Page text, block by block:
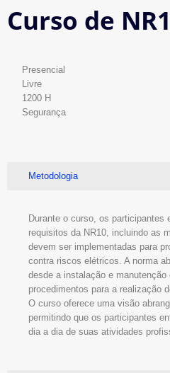
Curso de
Presencial
Livre
1200 H
Segurança
Metodologia
Durante o curso, os participantes
requisitos da NR10, incluindo as
devem ser implementadas para
contra riscos elétricos. A norma
desde a instalação e
procedimentos para a realização
O curso oferece uma visão
permitindo que os participantes
dia a dia de suas atividades